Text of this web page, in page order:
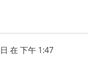
在 下午 1:47